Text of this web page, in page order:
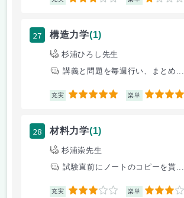
27 構造力学(1)
杉浦ひろし先生
講義と問題を毎週行い、まとめ...
充実 5 楽単 5
28 材料力学(1)
杉浦崇先生
試験直前にノートのコピーを貰...
充実 3 楽単 3